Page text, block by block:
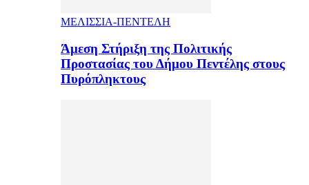
ΜΕΛΙΣΣΙΑ-ΠΕΝΤΕΛΗ
Άμεση Στήριξη της Πολιτικής
Προστασίας του Δήμου Πεντέλης στους
Πυρόπληκτους